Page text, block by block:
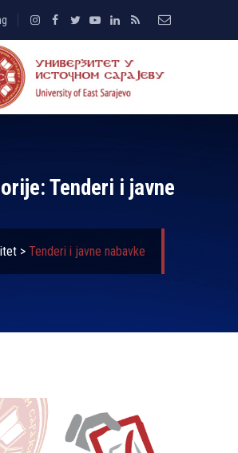
Tenderi i javne
> Tenderi i javne nabavke